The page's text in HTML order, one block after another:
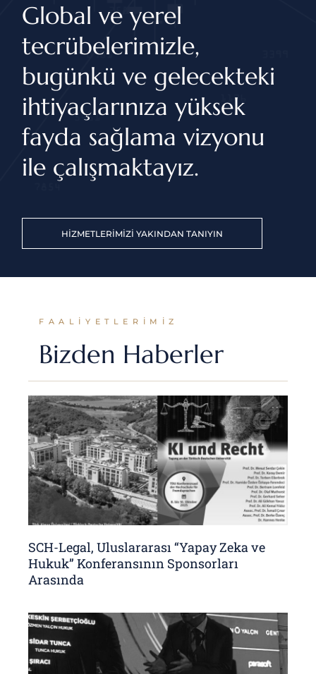
Globalve yerel
tecrübelerimizle,
bugünkü ve gelecekteki
ihtiyaçlarınıza yüksek
fayda sağlama vizyonu
ile çalışmaktayız.
HIZMETLERIMIZI YAKINDAN TANIYIN
FAALIYETLERIMIZ
Bizden Haberler
SCH-Legal, Uluslararası “Yapay Zeka ve
Hukuk” Konferansının Sponsorları
Arasında